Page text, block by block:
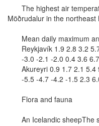
The highest air
Möðrudalur in the
Mean daily maximum
Reykjavík 1.9 2.8 3.2 5.7
-3.0 -2.1 -2.0 0.4 3.6 6.7
Akureyri 0.9 1.7 2.1 5.4
-5.5 -4.7 -4.2 -1.5 2.3
Flora and fauna
An Icelandic sheepThe